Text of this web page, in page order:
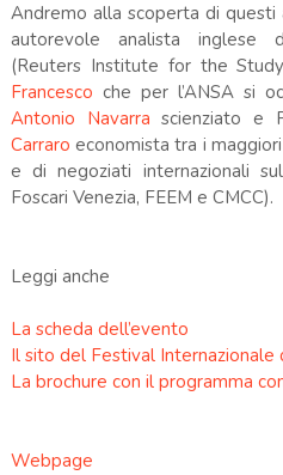
Andremo alla scoperta di
autorevole analista inglese
(Reuters Institute for the
Francesco che per l’ANSA si
Antonio Navarra scienziato e
Carraro economista tra i
e di negoziati internazionali
Foscari Venezia, FEEM e CMCC).
Leggi anche
La scheda dell’evento
Il sito del Festival Internazionale
La brochure con il programma
Webpage